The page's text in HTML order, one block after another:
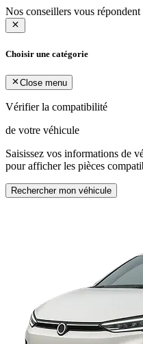
Nos conseillers vous
Choisir une catégorie
Close menu
Vérifier la compatibilité
de votre véhicule
Saisissez vos informations de
pour afficher les pièces
Rechercher mon véhicule